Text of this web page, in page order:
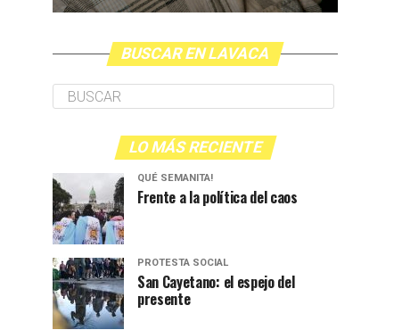
BUSCAR EN LAVACA
LO MÁS RECIENTE
QUÉ SEMANITA!
Frente a la política del caos
PROTESTA SOCIAL
San Cayetano: el espejo del
presente